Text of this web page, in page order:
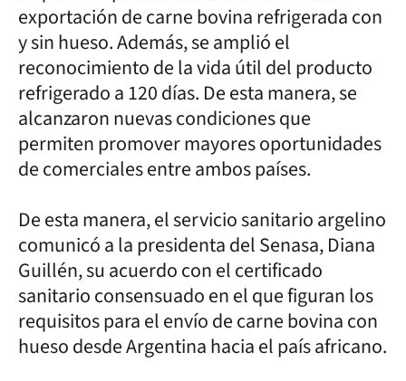
exportación de carne bovina refrigerada con
y sin hueso. Además, se amplió el
reconocimiento de la vida útil del producto
refrigerado a 120 días. De esta manera, se
alcanzaron nuevas condiciones que
permiten promover mayores oportunidades
de comerciales entre ambos países.
De esta manera, el servicio sanitario argelino
comunicó a la presidenta del Senasa, Diana
Guillén, su acuerdo con el certificado
sanitario consensuado en el que figuran los
requisitos para el envío de carne bovina con
hueso desde Argentina hacia el país africano.